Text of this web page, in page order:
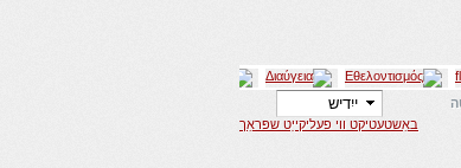
באַשטעטיקט ווי פעליקייַט שפּראַך